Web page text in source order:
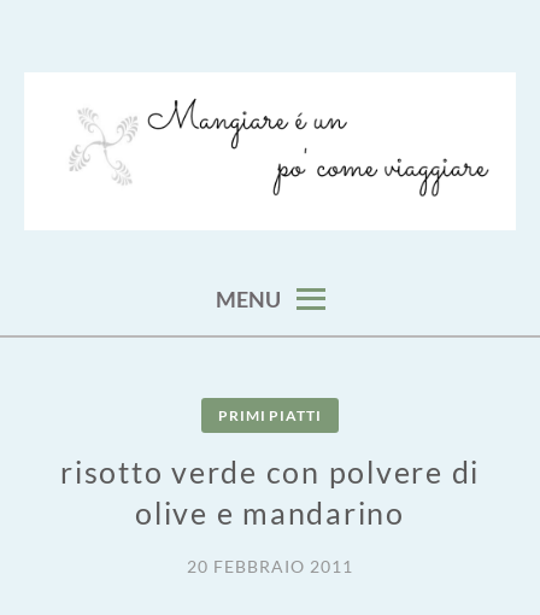
MENU
PRIMI PIATTI
risotto verde con polvere di
olive e mandarino
20 FEBBRAIO 2011